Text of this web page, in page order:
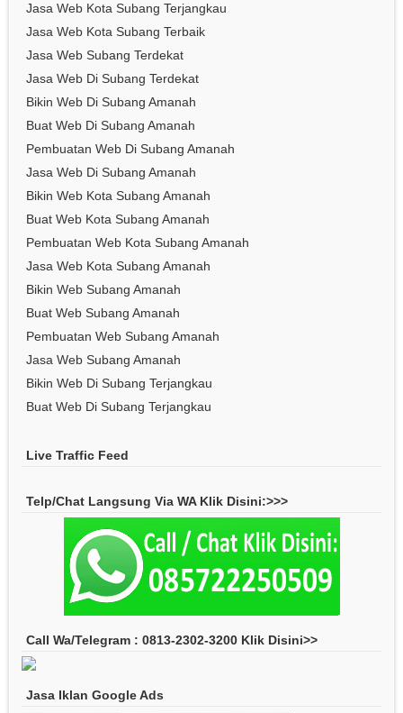
Jasa Web Kota Subang Terjangkau
Jasa Web Kota Subang Terbaik
Jasa Web Subang Terdekat
Jasa Web Di Subang Terdekat
Bikin Web Di Subang Amanah
Buat Web Di Subang Amanah
Pembuatan Web Di Subang Amanah
Jasa Web Di Subang Amanah
Bikin Web Kota Subang Amanah
Buat Web Kota Subang Amanah
Pembuatan Web Kota Subang Amanah
Jasa Web Kota Subang Amanah
Bikin Web Subang Amanah
Buat Web Subang Amanah
Pembuatan Web Subang Amanah
Jasa Web Subang Amanah
Bikin Web Di Subang Terjangkau
Buat Web Di Subang Terjangkau
Live Traffic Feed
Telp/Chat Langsung Via WA Klik Disini:>>>
Call Wa/Telegram : 0813-2302-3200 Klik Disini>>
Jasa Iklan Google Ads